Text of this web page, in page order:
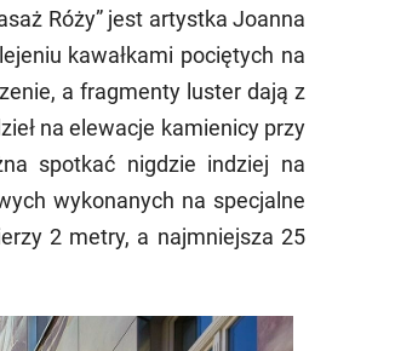
Róży” jest artystka Joanna
kawałkami pociętych na
a fragmenty luster dają z
na elewacje kamienicy przy
spotkać nigdzie indziej na
wykonanych na specjalne
2 metry, a najmniejsza 25